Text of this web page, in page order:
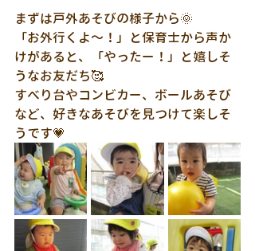
まずは戸外あそびの様子から🌞
「お外行くよ～！」と保育士から声か
けがあると、「やったー！」と嬉しそ
うなお友だち🥰
すべり台やコンビカー、ボールあそび
など、好きなあそびを見つけて楽しそ
うです💗